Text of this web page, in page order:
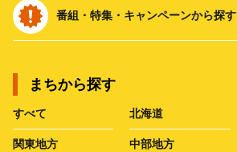
番組・特集・キャンペーンから探す
まちから探す
すべて 北海道
関東地方 中部地方